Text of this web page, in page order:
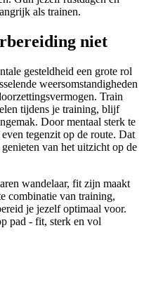
als trainen.
niet
gesteldheid een grote rol
weersomstandigheden
Train
tijdens je training, blijf
Door mentaal sterk te
tegenzit op de route. Dat
van het uitzicht op de
wandelaar, fit zijn maakt
combinatie van training,
je jezelf optimaal voor.
pad - fit, sterk en vol